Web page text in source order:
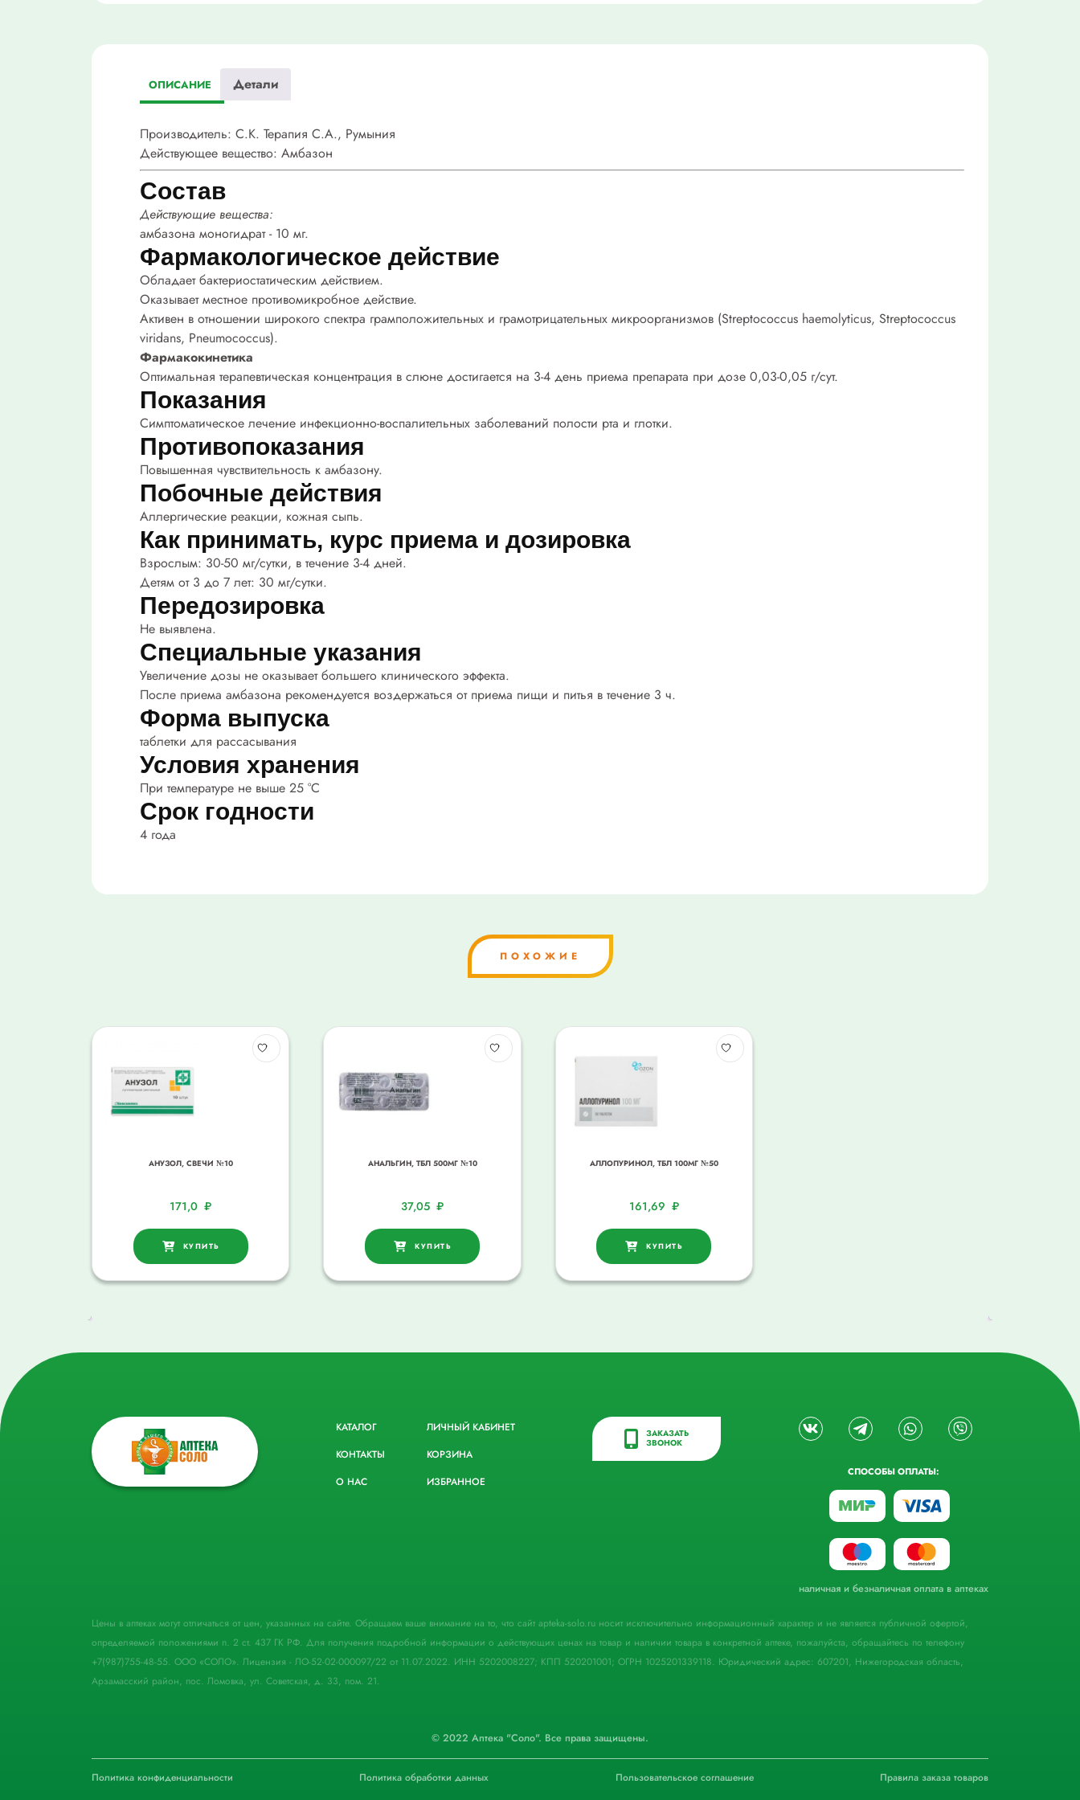
ОПИСАНИЕ Детали
Производитель: C.К. Терапия С.А., Румыния
Действующее вещество: Амбазон
Состав
Действующие вещества:
амбазона моногидрат - 10 мг.
Фармакологическое действие
Обладает бактериостатическим действием.
Оказывает местное противомикробное действие.
Активен в отношении широкого спектра грамположительных и грамотрицательных микроорганизмов (Streptococcus haemolyticus, Streptococcus
viridans, Pneumococcus).
Фармакокинетика
Оптимальная терапевтическая концентрация в слюне достигается на 3-4 день приема препарата при дозе 0,03-0,05 г/сут.
Показания
Симптоматическое лечение инфекционно-воспалительных заболеваний полости рта и глотки.
Противопоказания
Повышенная чувствительность к амбазону.
Побочные действия
Аллергические реакции, кожная сыпь.
Как принимать, курс приема и дозировка
Взрослым: 30-50 мг/сутки, в течение 3-4 дней.
Детям от 3 до 7 лет: 30 мг/сутки.
Передозировка
Не выявлена.
Специальные указания
Увеличение дозы не оказывает большего клинического эффекта.
После приема амбазона рекомендуется воздержаться от приема пищи и питья в течение 3 ч.
Форма выпуска
таблетки для рассасывания
Условия хранения
При температуре не выше 25 °C
Срок годности
4 года
ПОХОЖИЕ
АНУЗОЛ, СВЕЧИ №10
171,0₽
КУПИТЬ
АНАЛЬГИН, ТБЛ 500МГ №10
37,05 ₽
КУПИТЬ
АЛЛОПУРИНОЛ, ТБЛ 100МГ №50
161,69 ₽
КУПИТЬ
КАТАЛОГ
КОНТАКТЫ
О НАС
ЛИЧНЫЙ КАБИНЕТ
КОРЗИНА
ИЗБРАННОЕ
ЗАКАЗАТЬ
ЗВОНОК
СПОСОБЫ ОПЛАТЫ:
наличная и безналичная оплата в аптеках
Цены в аптеках могут отличаться от цен, указанных на сайте. Обращаем ваше внимание на то, что сайт apteka-solo.ru носит исключительно информационный характер и не является публичной офертой,
определяемой положениями п. 2 ст. 437 ГК РФ. Для получения подробной информации о действующих ценах на товар и наличии товара в конкретной аптеке, пожалуйста, обращайтесь по телефону
+7(987)755-48-55. ООО «СОЛО». Лицензия - ЛО-52-02-000097/22 от 11.07.2022. ИНН 5202008227; КПП 520201001; ОГРН 1025201339118. Юридический адрес: 607201, Нижегородская область,
Арзамасский район, пос. Ломовка, ул. Советская, д. 33, пом. 21.
© 2022 Аптека "Соло". Все права защищены.
Политика конфиденциальности Политика обработки данных Пользовательское соглашение Правила заказа товаров